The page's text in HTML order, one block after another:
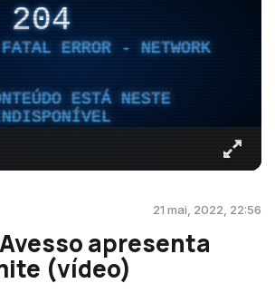
204
ERROR - NETWORK
ESTÁ NESTE
21 mai, 2022, 22:56
apresenta
(vídeo)